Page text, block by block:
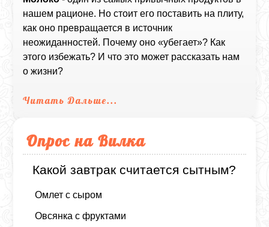
нашем рационе. Но стоит его поставить на плиту,
как оно превращается в источник
неожиданностей. Почему оно «убегает»? Как
этого избежать? И что это может рассказать нам
о жизни?
Читать Дальше...
Опрос на Вилка
Какой завтрак считается сытным?
Омлет с сыром
Овсянка с фруктами